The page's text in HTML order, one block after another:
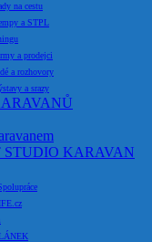
na cestu
a STPL
a prodejci
a rozhovory
a srazy
STUDIO KARAVAN